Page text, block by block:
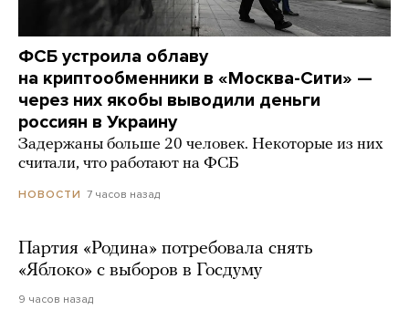
ФСБ устроила облаву
на криптообменники в «Москва-Сити» —
через них якобы выводили деньги
россиян в Украину
Задержаны больше 20 человек. Некоторые из них
считали, что работают на ФСБ
НОВОСТИ 7 часов назад
Партия «Родина» потребовала снять
«Яблоко» с выборов в Госдуму
9 часов назад